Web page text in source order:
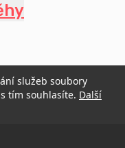
služeb soubory
tím souhlasíte. Další